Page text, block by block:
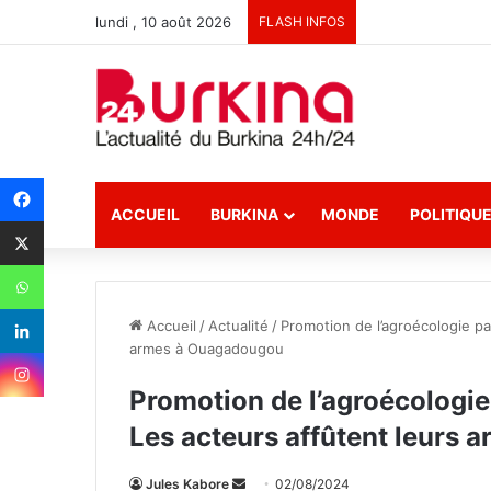
lundi , 10 août 2026 FLASH INFOS
ACCUEIL BURKINA MONDE POLITIQUE
Accueil / Actualité / Promotion de l’agroécologie
armes à Ouagadougou
Promotion de
Les acteurs affûtent leurs
Jules Kabore 02/08/2024